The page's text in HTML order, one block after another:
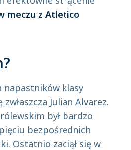
meczu z Atletico
napastników klasy
Julian Alvarez.
był bardzo
bezpośrednich
Ostatnio zaciął się w